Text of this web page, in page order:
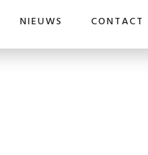
NIEUWS CONTACT